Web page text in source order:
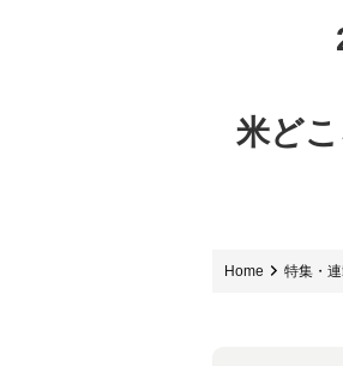
米ど
Home 特集・